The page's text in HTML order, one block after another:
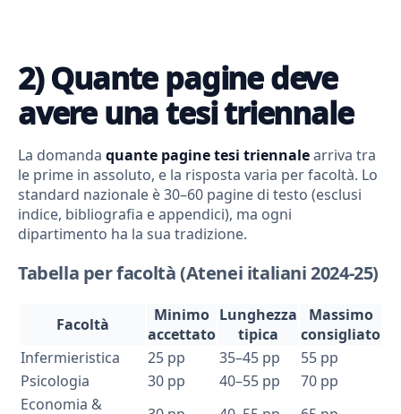
2) Quante pagine deve
avere una tesi triennale
La domanda quante pagine tesi triennalearriva tra
le prime in assoluto, e la risposta varia per facoltà. Lo
standard nazionale è 30–60 pagine di testo (esclusi
indice, bibliografia e appendici), ma ogni
dipartimento ha la sua tradizione.
Tabella per facoltà (Atenei italiani 2024-25)
Facoltà
Minimo
accettato
Lunghezza
tipica
Massimo
consigliato
Infermieristica
25 pp 35–45 pp
55 pp
Psicologia
30 pp 40–55 pp
70 pp
Economia &